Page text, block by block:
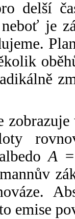
delší
je
A
emise